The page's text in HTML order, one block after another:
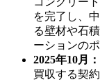
を完了し、
る壁材や石
ーションの
2025年10月：
買収する契